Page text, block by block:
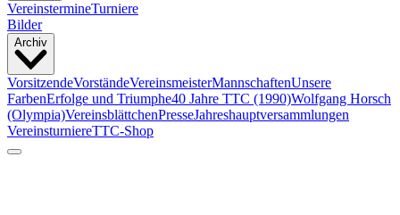
VereinstermineTurniere
Bilder
Archiv
VorsitzendeVorständeVereinsmeisterMannschaftenUnsere
FarbenErfolge und Triumphe40 Jahre TTC (1990)Wolfgang Horsch
(Olympia)VereinsblättchenPresseJahreshauptversammlungen
VereinsturniereTTC-Shop